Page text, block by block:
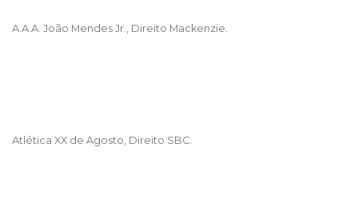
A.A.A. João Mendes Jr., Direito Mackenzie.
Atlética XX de Agosto, Direito SBC.